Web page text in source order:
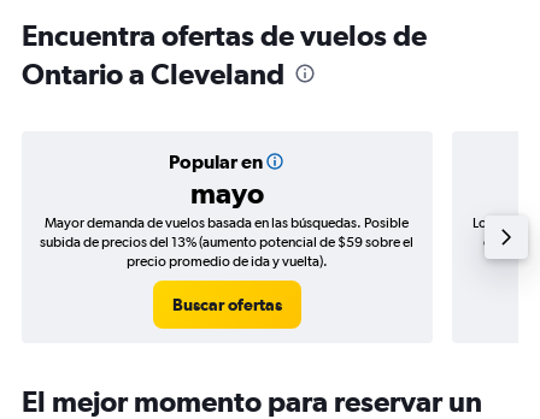
Encuentra ofertas de vuelos de
Ontario a Cleveland
Popular en
mayo
Mayor demanda de vuelos basada en las búsquedas. Posible
subida de precios del 13% (aumento potencial de $59 sobre el
precio promedio de ida y vuelta).
Buscar ofertas
Los
de
El mejor momento para reservar un